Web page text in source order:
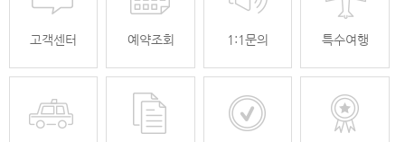
고객센터 예약조회 1:1문의 특수여행